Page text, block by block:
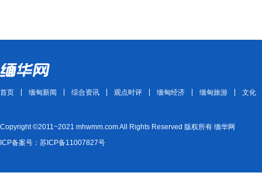
首页 缅甸新闻 综合资讯 观点时评 缅甸经济 缅甸旅游 文化
Copyright ©2011~2021 mhwmm.com All Rights Reserved 版权所有 缅华网
ICP备案号：苏ICP备11007827号